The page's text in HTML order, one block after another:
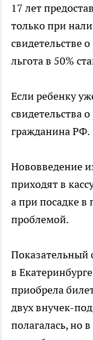
17 лет
только при
свидетельстве
льгота в 50%
Если ребенку
свидетельства
гражданина РФ.
Нововведение
приходят в
а при посадке в
проблемой.
Показательный
в
приобрела
двух внучек-
полагалась, но